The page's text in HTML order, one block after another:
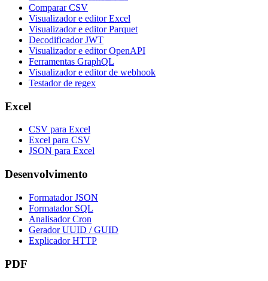
Comparar CSV
Visualizador e editor Excel
Visualizador e editor Parquet
Decodificador JWT
Visualizador e editor OpenAPI
Ferramentas GraphQL
Visualizador e editor de webhook
Testador de regex
Excel
CSV para Excel
Excel para CSV
JSON para Excel
Desenvolvimento
Formatador JSON
Formatador SQL
Analisador Cron
Gerador UUID / GUID
Explicador HTTP
PDF